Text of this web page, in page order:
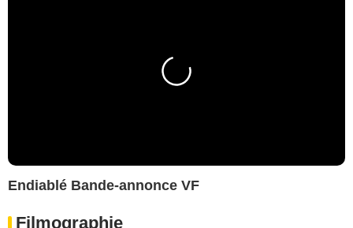
Endiablé Bande-annonce VF
Filmographie